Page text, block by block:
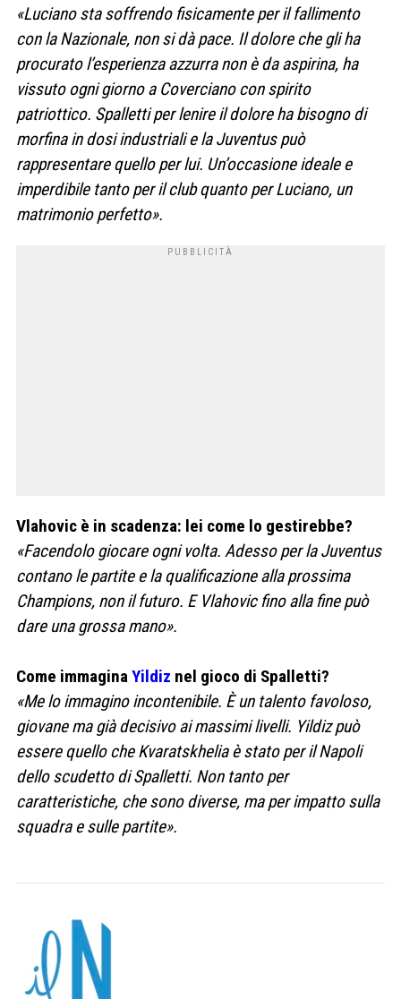
«Luciano sta soffrendo fisicamente per il fallimento
con la Nazionale, non si dà pace. Il dolore che gli ha
procurato l’esperienza azzurra non è da aspirina, ha
vissuto ogni giorno a Coverciano con spirito
patriottico. Spalletti per lenire il dolore ha bisogno di
morfina in dosi industriali e la Juventus può
rappresentare quello per lui. Un’occasione ideale e
imperdibile tanto per il club quanto per Luciano, un
matrimonio perfetto».
Vlahovic è in scadenza: lei come lo gestirebbe?
«Facendolo giocare ogni volta. Adesso per la Juventus
contano le partite e la qualificazione alla prossima
Champions, non il futuro. E Vlahovic fino alla fine può
dare una grossa mano».
Come immaginaYildiz nel gioco di Spalletti?
«Me lo immagino incontenibile. È un talento favoloso,
giovane ma già decisivo ai massimi livelli. Yildiz può
essere quello che Kvaratskhelia è stato per il Napoli
dello scudetto di Spalletti. Non tanto per
caratteristiche, che sono diverse, ma per impatto sulla
squadra e sulle partite».